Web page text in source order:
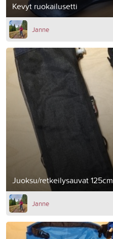
Kevyt ruokailusetti
Janne
Juoksu/retkeilysauvat 125cm
Janne